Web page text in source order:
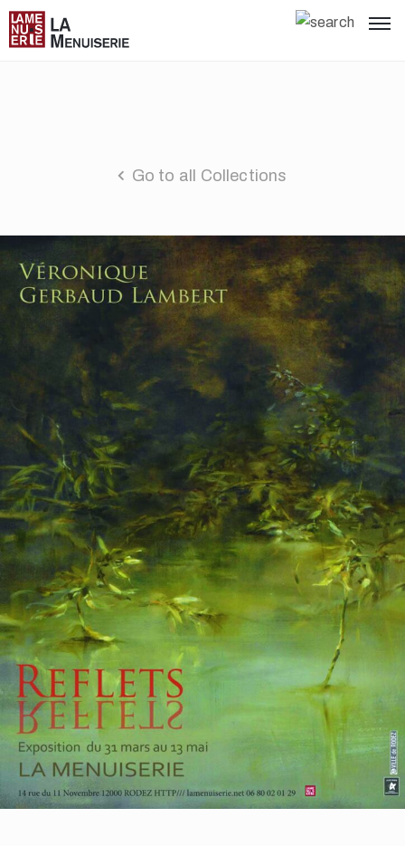
Go to all Collections